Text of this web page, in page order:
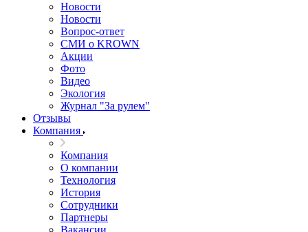
Новости
Новости
Вопрос-ответ
СМИ о KROWN
Акции
Фото
Видео
Экология
Журнал "За рулем"
Отзывы
Компания
Компания
О компании
Технология
История
Сотрудники
Партнеры
Вакансии